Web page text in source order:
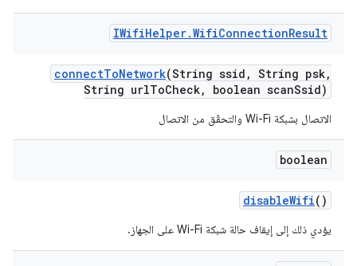
IWifiHelper.WifiConnectionResult
connectToNetwork(String ssid , String psk,
String urlToCheck, boolean scanSsid)
الاتصال بشبكة Wi-Fi والتحقّق من الاتصال
boolean
disableWifi()
يؤدي ذلك إلى إيقاف حالة شبكة Wi-Fi على الجهاز.